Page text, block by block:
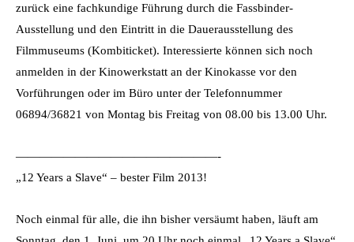
zurück eine fachkundige Führung durch die Fassbinder-
Ausstellung und den Eintritt in die Dauerausstellung des
Filmmuseums (Kombiticket). Interessierte können sich noch
anmelden in der Kinowerkstatt an der Kinokasse vor den
Vorführungen oder im Büro unter der Telefonnummer
06894/36821 von Montag bis Freitag von 08.00 bis 13.00 Uhr.
—————————————————-
„12 Years a Slave“ – bester Film 2013!
Noch einmal für alle, die ihn bisher versäumt haben, läuft am